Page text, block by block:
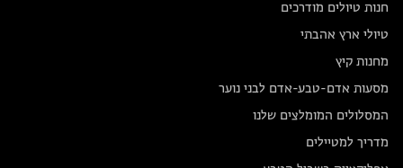
חנות טיולים מודרכים
טיולי ארץ אהבתי
מחנות קיץ
מסעות אדם-טבע-אדם לבני נוער
המסלולים המומלצים שלנו
מדריך למטיילים